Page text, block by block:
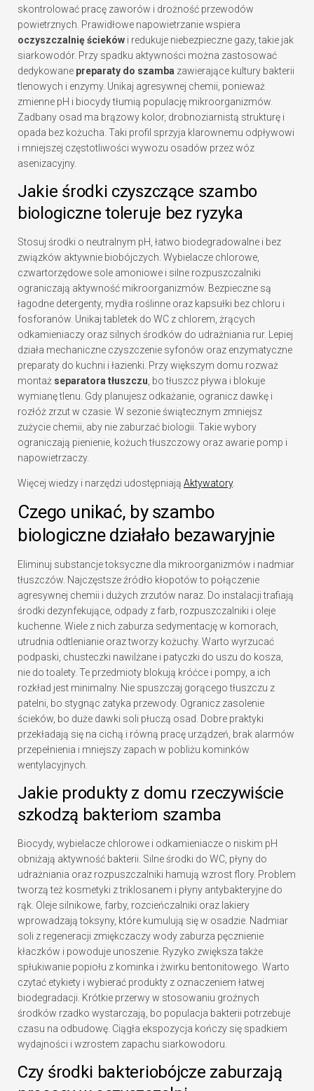
skontrolować pracę zaworów i drożność przewodów
powietrznych. Prawidłowe napowietrzanie wspiera
oczyszczalnię ścieków i redukuje niebezpieczne gazy, takie jak
siarkowodór. Przy spadku aktywności można zastosować
dedykowane preparaty do szamba zawierające kultury bakterii
tlenowych i enzymy. Unikaj agresywnej chemii, ponieważ
zmienne pH i biocydy tłumią populację mikroorganizmów.
Zadbany osad ma brązowy kolor, drobnoziarnistą strukturę i
opada bez kożucha. Taki profil sprzyja klarownemu odpływowi
i mniejszej częstotliwości wywozu osadów przez wóz
asenizacyjny.
Jakie środki czyszczące szambo
biologiczne toleruje bez ryzyka
Stosuj środki o neutralnym pH, łatwo biodegradowalne i bez
związków aktywnie biobójczych. Wybielacze chlorowe,
czwartorzędowe sole amoniowe i silne rozpuszczalniki
ograniczają aktywność mikroorganizmów. Bezpieczne są
łagodne detergenty, mydła roślinne oraz kapsułki bez chloru i
fosforanów. Unikaj tabletek do WC z chlorem, żrących
odkamieniaczy oraz silnych środków do udrażniania rur. Lepiej
działa mechaniczne czyszczenie syfonów oraz enzymatyczne
preparaty do kuchni i łazienki. Przy większym domu rozważ
montaż separatora tłuszczu , bo tłuszcz pływa i blokuje
wymianę tlenu. Gdy planujesz odkażanie, ogranicz dawkę i
rozłóż zrzut w czasie. W sezonie świątecznym zmniejsz
zużycie chemii, aby nie zaburzać biologii. Takie wybory
ograniczają pienienie, kożuch tłuszczowy oraz awarie pomp i
napowietrzaczy.
Więcej wiedzy i narzędzi udostępniają Aktywatory.
Czego unikać, by szambo
biologiczne działało bezawaryjnie
Eliminuj substancje toksyczne dla mikroorganizmów i nadmiar
tłuszczów. Najczęstsze źródło kłopotów to połączenie
agresywnej chemii i dużych zrzutów naraz. Do instalacji trafiają
środki dezynfekujące, odpady z farb, rozpuszczalniki i oleje
kuchenne. Wiele z nich zaburza sedymentację w komorach,
utrudnia odtlenianie oraz tworzy kożuchy. Warto wyrzucać
podpaski, chusteczki nawilżane i patyczki do uszu do kosza,
nie do toalety. Te przedmioty blokują króćce i pompy, a ich
rozkład jest minimalny. Nie spuszczaj gorącego tłuszczu z
patelni, bo stygnąc zatyka przewody. Ogranicz zasolenie
ścieków, bo duże dawki soli płuczą osad. Dobre praktyki
przekładają się na cichą i równą pracę urządzeń, brak alarmów
przepełnienia i mniejszy zapach w pobliżu kominków
wentylacyjnych.
Jakie produkty z domu rzeczywiście
szkodzą bakteriom szamba
Biocydy, wybielacze chlorowe i odkamieniacze o niskim pH
obniżają aktywność bakterii. Silne środki do WC, płyny do
udrażniania oraz rozpuszczalniki hamują wzrost flory. Problem
tworzą też kosmetyki z triklosanem i płyny antybakteryjne do
rąk. Oleje silnikowe, farby, rozcieńczalniki oraz lakiery
wprowadzają toksyny, które kumulują się w osadzie. Nadmiar
soli z regeneracji zmiękczaczy wody zaburza pęcznienie
kłaczków i powoduje unoszenie. Ryzyko zwiększa także
spłukiwanie popiołu z kominka i żwirku bentonitowego. Warto
czytać etykiety i wybierać produkty z oznaczeniem łatwej
biodegradacji. Krótkie przerwy w stosowaniu groźnych
środków rzadko wystarczają, bo populacja bakterii potrzebuje
czasu na odbudowę. Ciągła ekspozycja kończy się spadkiem
wydajności i wzrostem zapachu siarkowodoru.
Czy środki bakteriobójcze zaburzają